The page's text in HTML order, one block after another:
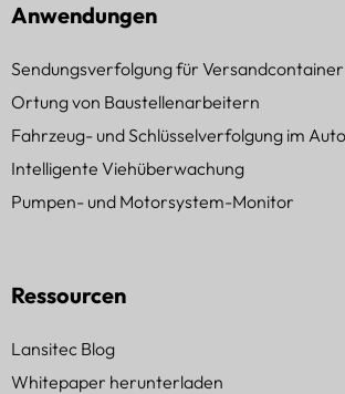
Anwendungen
Sendungsverfolgung für Versandcontainer
Ortung von Baustellenarbeitern
Fahrzeug- und Schlüsselverfolgung im
Intelligente Viehüberwachung
Pumpen- und Motorsystem-Monitor
Ressourcen
Lansitec Blog
Whitepaper herunterladen